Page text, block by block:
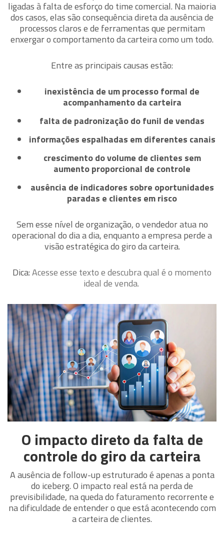
ligadas à falta de esforço do time comercial. Na maioria
dos casos, elas são consequência direta da ausência de
processos claros e de ferramentas que permitam
enxergar o comportamento da carteira como um todo.
Entre as principais causas estão:
inexistência de um processo formal de
acompanhamento da carteira
falta de padronização do funil de vendas
informações espalhadas em diferentes canais
crescimento do volume de clientes sem
aumento proporcional de controle
ausência de indicadores sobre oportunidades
paradas e clientes em risco
Sem esse nível de organização, o vendedor atua no
operacional do dia a dia, enquanto a empresa perde a
visão estratégica do giro da carteira.
Dica:Acesse esse texto e descubra qual é o momento
ideal de venda.
O impacto direto da falta de
controle do giro da carteira
A ausência de follow-up estruturado é apenas a ponta
do iceberg. O impacto real está na perda de
previsibilidade, na queda do faturamento recorrente e
na dificuldade de entender o que está acontecendo com
a carteira de clientes.